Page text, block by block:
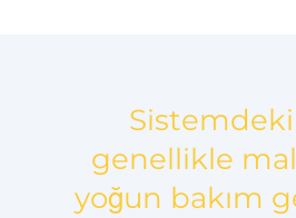
genellikle
yoğun bakım